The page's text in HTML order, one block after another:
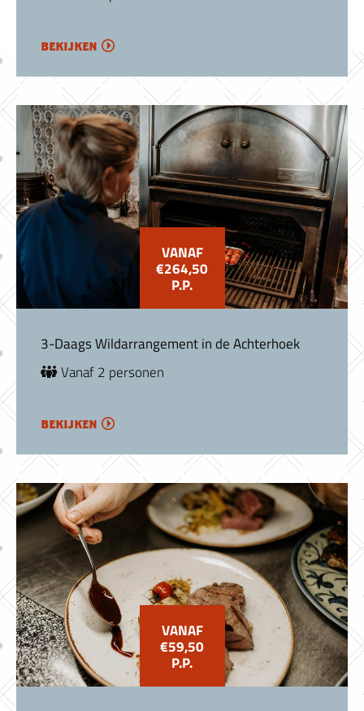
bekijken
VANAF
€264,50
P.P.
3-Daags Wildarrangement in de Achterhoek
Vanaf 2 personen
bekijken
VANAF
€59,50
P.P.